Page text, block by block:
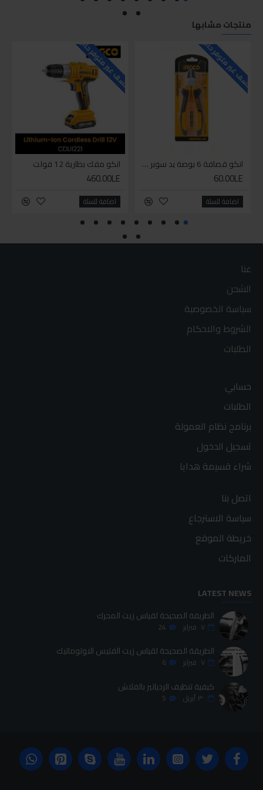
منتجات مشابها
للاسف غير متوفر حاليا
انكو قصافة 6 بوصة يد سوبر وان
60.00LE
اضافة للسلة
للاسف غير متوفر حاليا
انكو مفك بطارية 12 فولت
460.00LE
اضافة للسلة
عنا
الشحن
سياسة الخصوصية
الشروط والاحكام
الطلبات
حسابي
الطلبات
برنامج نظام العمولة
تسجيل الدخول
شراء قسيمة هدايا
اتصل بنا
سياسة الاسترجاع
خريطة الموقع
الماركات
LATEST NEWS
الطريقة الصحيحة لقياس زيت المحرك
٠٧ فبراير 24
الطريقة الصحيحة لقياس زيت الفتيس الاوتوماتيك
٠٧ فبراير 6
كيفية تنظيف الردياتير بالفلاش
٣٠ أبريل 5